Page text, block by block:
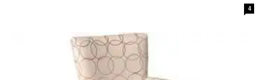
4